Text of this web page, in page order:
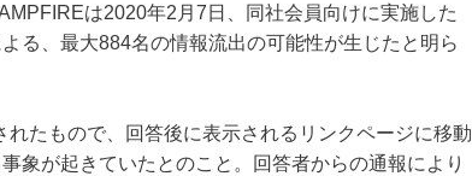
は2020年2月7日、同社会員向けに実施した
る、最大884名の情報流出の可能性が生じたと明ら
たもので、回答後に表示されるリンクページに移動
象が起きていたとのこと。回答者からの通報により